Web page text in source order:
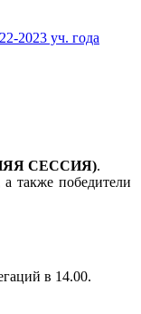
2023 уч. года
СЕССИЯ).
также победители
в 14.00.